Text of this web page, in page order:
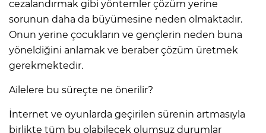
cezalandırmak gibi yöntemler çözüm yerine
sorunun daha da büyümesine neden olmaktadır.
Onun yerine çocukların ve gençlerin neden buna
yöneldiğini anlamak ve beraber çözüm üretmek
gerekmektedir.
Ailelere bu süreçte ne önerilir?
İnternet ve oyunlarda geçirilen sürenin artmasıyla
birlikte tüm bu olabilecek olumsuz durumlar